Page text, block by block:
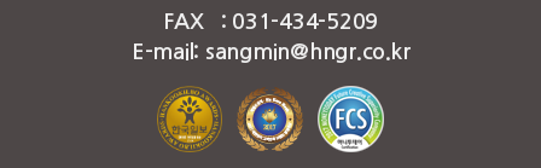
FAX : 031-434-5209
E-mail: sangmin@hngr.co.kr